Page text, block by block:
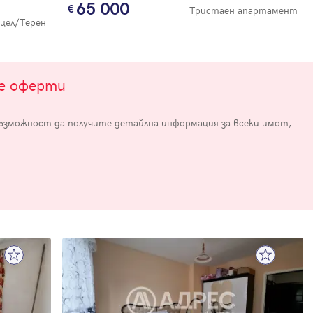
Терен
65 000 Тристаен апартамент
оферти
да получите детайлна информация за всеки имот,